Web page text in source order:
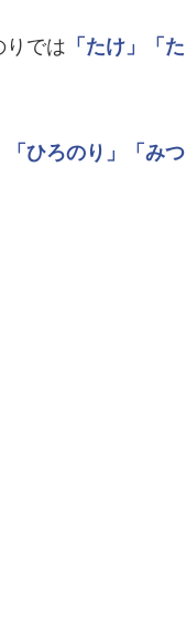
りでは 「たけ」
「た
「ひろのり」
「みつ